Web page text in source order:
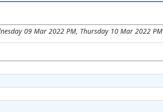
09 Mar 2022 PM, Thursday 10 Mar 2022 PM